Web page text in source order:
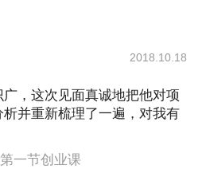
容：
，互联网创业实践方法论提
需求对接、创业辅导服务，具
制定和人才引荐等等。
业方向设想以及基本的行业
些两手空空，一腔热血的大
打击作为成人礼。
创业项目，媒体传播，品牌
南创业者提供媒体传播、创业
等在内的综合服务，为华南创
者发出自己的声音。
后为不下50名创业者提供面
梳理商业模式，对接创业资
创业者一臂之力，闹客邦日
，少走弯路的必经路。
洞中摸索，总需要一束阳光
2018.10.18
，这次见面真诚地把他对项
并重新梳理了一遍，对我有
一节创业课